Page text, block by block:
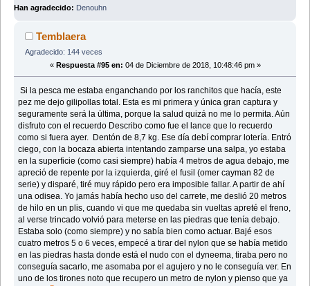
Han agradecido: Denouhn
Temblaera
Agradecido: 144 veces
« Respuesta #95 en: 04 de Diciembre de 2018, 10:48:46 pm »
Si la pesca me estaba enganchando por los ranchitos que hacía, este
pez me dejo gilipollas total. Esta es mi primera y única gran captura y
seguramente será la última, porque la salud quizá no me lo permita. Aún
disfruto con el recuerdo Describo como fue el lance que lo recuerdo
como si fuera ayer. Dentón de 8,7 kg. Ese día debí comprar lotería. Entró
ciego, con la bocaza abierta intentando zamparse una salpa, yo estaba
en la superficie (como casi siempre) había 4 metros de agua debajo, me
apreció de repente por la izquierda, giré el fusil (omer cayman 82 de
serie) y disparé, tiré muy rápido pero era imposible fallar. A partir de ahí
una odisea. Yo jamás había hecho uso del carrete, me deslió 20 metros
de hilo en un plis, cuando vi que me quedaba sin vueltas apreté el freno,
al verse trincado volvió para meterse en las piedras que tenía debajo.
Estaba solo (como siempre) y no sabía bien como actuar. Bajé esos
cuatro metros 5 o 6 veces, empecé a tirar del nylon que se había metido
en las piedras hasta donde está el nudo con el dyneema, tiraba pero no
conseguía sacarlo, me asomaba por el agujero y no le conseguía ver. En
uno de los tirones noto que recupero un metro de nylon y pienso que ya